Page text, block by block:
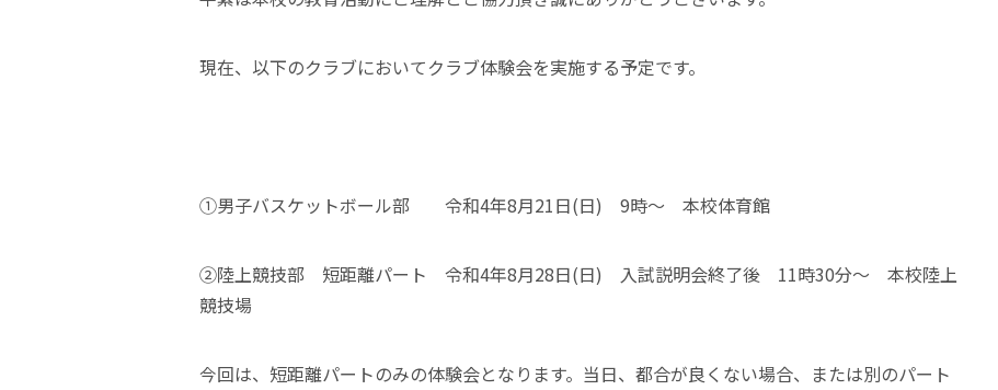
現在、以下のクラブにおいてクラブ体験会を実施する予定です。
①男子バスケットボール部 令和4年8月21日(日) 9時～ 本校体育館
②陸上競技部 短距離パート 令和4年8月28日(日) 入試説明会終了後 11時30分～ 本校陸上
競技場
今回は、短距離パートのみの体験会となります。当日、都合が良くない場合、または別のパート